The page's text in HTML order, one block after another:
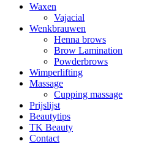
Waxen
Vajacial
Wenkbrauwen
Henna brows
Brow Lamination
Powderbrows
Wimperlifting
Massage
Cupping massage
Prijslijst
Beautytips
TK Beauty
Contact